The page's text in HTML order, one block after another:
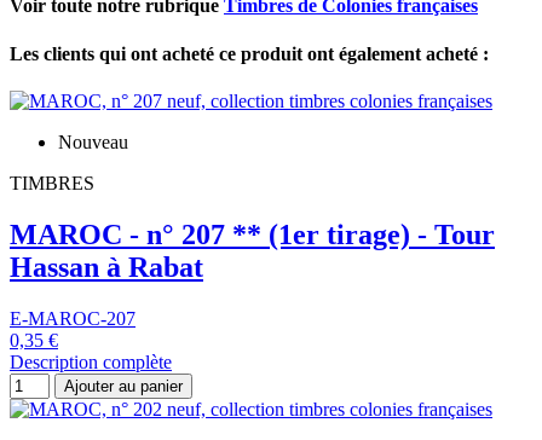
Voir toute notre rubrique Timbres de Colonies françaises
Les clients qui ont acheté ce produit ont également acheté :
Nouveau
TIMBRES
MAROC - n° 207 ** (1er tirage) - Tour
Hassan à Rabat
E-MAROC-207
0,35 €
Description complète
Ajouter au panier